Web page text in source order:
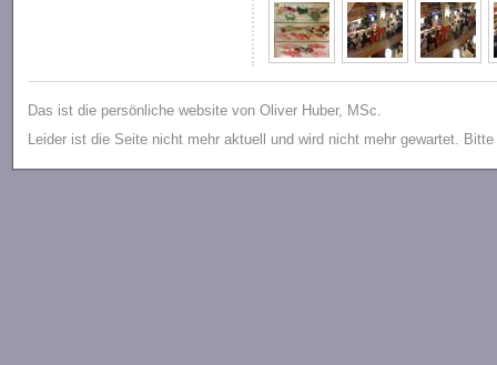
Das ist die persönliche website von Oliver Huber, MSc.
Leider ist die Seite nicht mehr aktuell und wird nicht mehr gewartet.